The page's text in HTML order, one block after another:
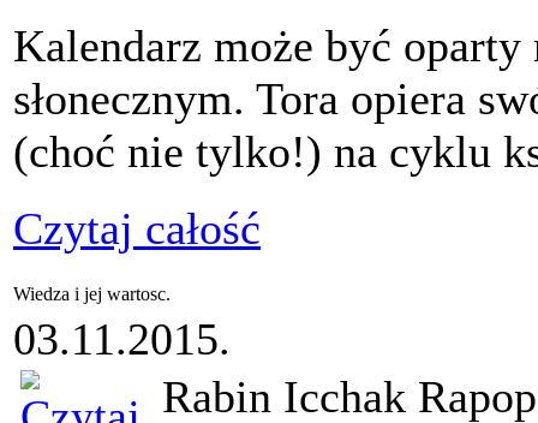
Kalendarz może być
słonecznym. Tora opiera
(choć nie tylko!) na cyklu
Czytaj całość
Wiedza i jej wartosc.
03.11.2015.
Rabin Icchak